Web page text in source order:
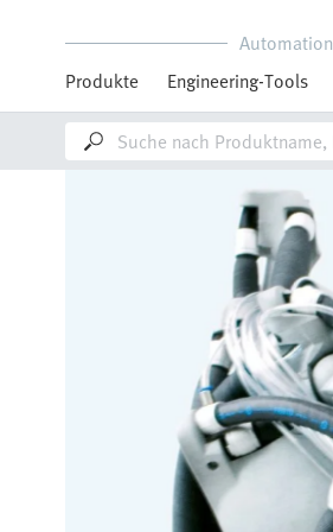
Automation
Produkte
Engineering-Tools